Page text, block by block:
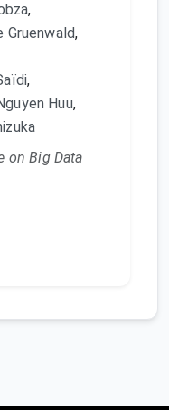
,
Gruenwald,
,
Huu,
on Big Data